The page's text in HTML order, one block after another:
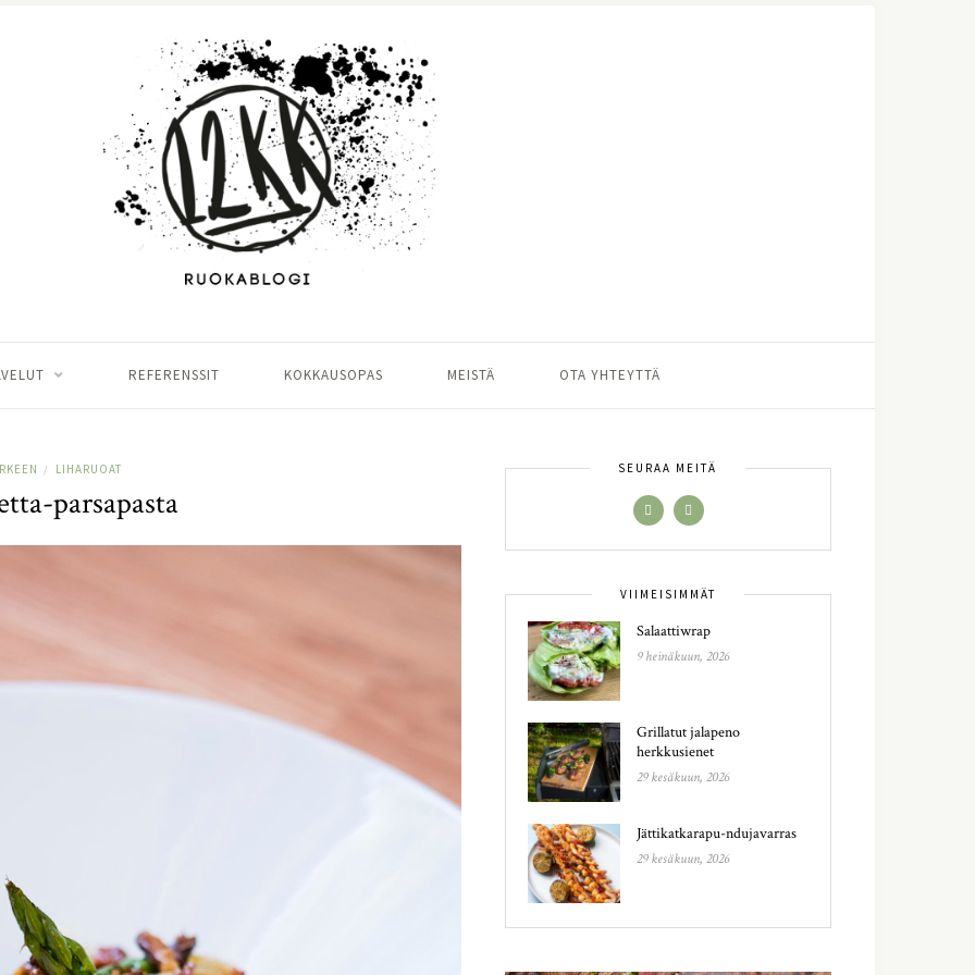
REFERENSSIT KOKKAUSOPAS MEISTÄ OTA YHTEYTTÄ
/ LIHARUOAT
parsapasta
SEURAA MEITÄ
VIIMEISIMMÄT
Salaattiwrap
9 heinäkuun, 2026
Grillatut jalapeno
herkkusienet
29 kesäkuun, 2026
Jättikatkarapu-ndujavarras
29 kesäkuun, 2026